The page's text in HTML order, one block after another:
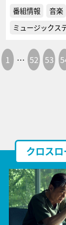
番組情報
音楽
ミュージックス
1 … 52 53
クロス